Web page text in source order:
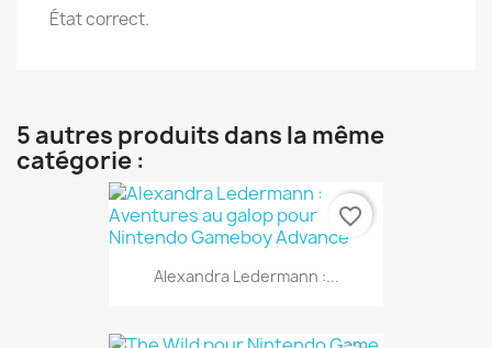
État correct.
5 autres produits dans la même
catégorie :
Alexandra Ledermann :...
favorite_border